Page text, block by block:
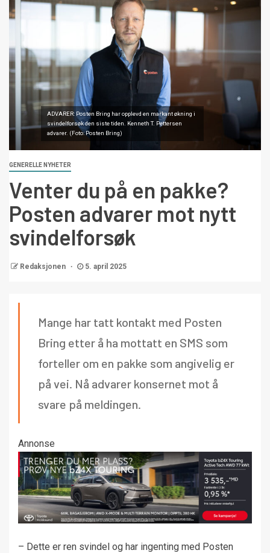
ADVARER: Posten Bring har opplevd en markant økning i
svindelforsøk den siste tiden. Kenneth T. Pettersen
advarer. (Foto: Posten Bring)
GENERELLE NYHETER
Venter du på en pakke?
Posten advarer mot nytt
svindelforsøk
Redaksjonen 5. april 2025
Mange har tatt kontakt med Posten
Bring etter å ha mottatt en SMS som
forteller om en pakke som angivelig er
på vei. Nå advarer konsernet mot å
svare på meldingen.
Annonse
– Dette er ren svindel og har ingenting med Posten